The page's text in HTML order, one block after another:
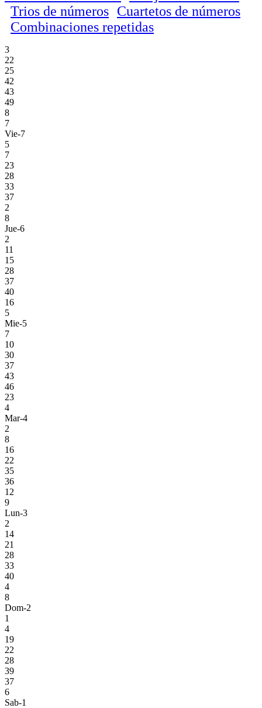
Trios de números Cuartetos de números
Combinaciones repetidas
3
22
25
42
43
49
8
7
Vie-7
5
7
23
28
33
37
2
8
Jue-6
2
11
15
28
37
40
16
5
Mie-5
7
10
30
37
43
46
23
4
Mar-4
2
8
16
22
35
36
12
9
Lun-3
2
14
21
28
33
40
4
8
Dom-2
1
4
19
22
28
39
37
6
Sab-1